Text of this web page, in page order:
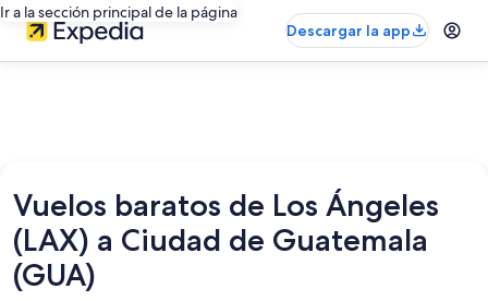
Ir a la sección principal de la página
Descargar la app
Vuelos baratos de Los Ángeles
(LAX) a Ciudad de Guatemala
(GUA)